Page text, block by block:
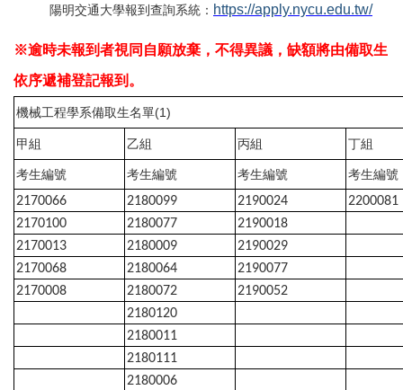
陽明交通大學報到查詢系統： https://apply.nycu.edu.tw/
※逾時未報到者視同自願放棄，不得異議，缺額將由備取生
依序遞補登記報到。
機械工程學系備取生名單(1)
甲組 乙組 丙組 丁組
考生編號 考生編號 考生編號
考生編號
2170066
2180099 2190024
2200081
2170100
2180077
2190018
2170013
2180009
2190029
2170068
2180064
2190077
2170008
2180072
2190052
2180120
2180011
2180111
2180006